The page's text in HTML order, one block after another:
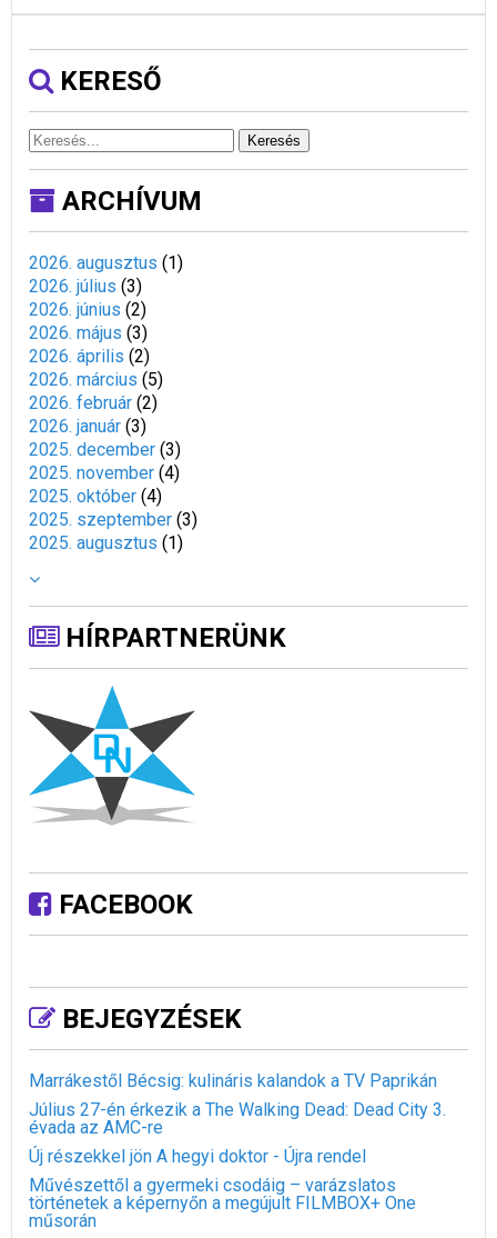
KERESŐ
Keresés
ARCHÍVUM
2026. augusztus (1)
2026. július (3)
2026. június (2)
2026. május (3)
2026. április (2)
2026. március (5)
2026. február (2)
2026. január (3)
2025. december (3)
2025. november (4)
2025. október (4)
2025. szeptember (3)
2025. augusztus (1)
HÍRPARTNERÜNK
FACEBOOK
BEJEGYZÉSEK
Marrákestől Bécsig: kulináris kalandok a TV Paprikán
Július 27-én érkezik a The Walking Dead: Dead City 3.
évada az AMC-re
Új részekkel jön A hegyi doktor - Újra rendel
Művészettől a gyermeki csodáig – varázslatos
történetek a képernyőn a megújult FILMBOX+ One
műsorán